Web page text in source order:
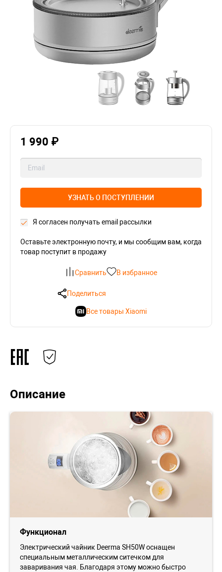
1 990 ₽
УЗНАТЬ О ПОСТУПЛЕНИИ
Я согласен получать email рассылки
Оставьте электронную почту, и мы сообщим вам, когда
товар поступит в продажу
Сравнить В избранное
Поделиться
Все товары Xiaomi
Описание
Функционал
Электрический чайник Deerma SH50W оснащен
специальным металлическим ситечком для
заваривания чая. Благодаря этому можно быстро